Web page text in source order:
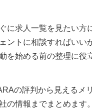
に求人一覧を見たい
ントに相談すればいい
を始める前の整理に役
の評判から見えるメ
の情報までまとめます